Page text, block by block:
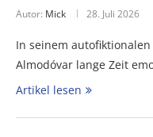
Autor: Mick 28. Juli 2026
In seinem
Almodóvar lange Zeit
Artikel lesen